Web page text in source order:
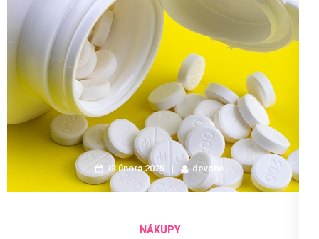
13 února 2025 devene
NÁKUPY